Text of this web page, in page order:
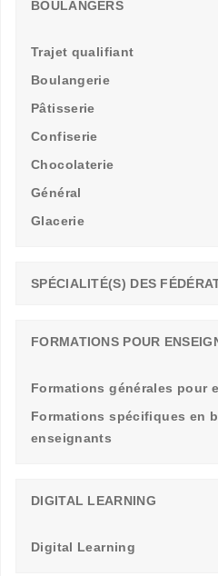
BOULANGERS
Trajet qualifiant
Boulangerie
Pâtisserie
Confiserie
Chocolaterie
Général
Glacerie
SPÉCIALITÉ(S) DES
FORMATIONS POUR
Formations générales pour
Formations spécifiques en
enseignants
DIGITAL LEARNING
Digital Learning